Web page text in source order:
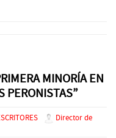
MINORÍA EN
PERONISTAS”
Director de